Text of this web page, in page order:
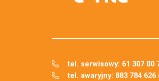
tel. serwisowy: 61 307 00
tel. awaryjny: 883 784 626